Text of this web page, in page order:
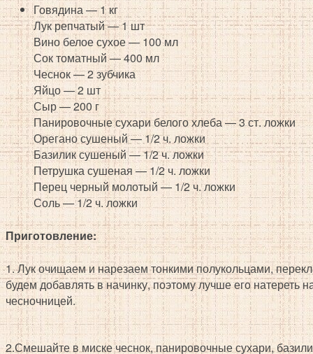
Говядина — 1 кг
Лук репчатый — 1 шт
Вино белое сухое — 100 мл
Сок томатный — 400 мл
Чеснок — 2 зубчика
Яйцо — 2 шт
Сыр — 200 г
Панировочные сухари белого хлеба — 3 ст. ложки
Орегано сушеный — 1/2 ч. ложки
Базилик сушеный — 1/2 ч. ложки
Петрушка сушеная — 1/2 ч. ложки
Перец черный молотый — 1/2 ч. ложки
Соль — 1/2 ч. ложки
Приготовление:
1. Лук очищаем и нарезаем тонкими полукольцами,
будем добавлять в начинку, поэтому лучше его натереть
чесночницей.
2.Смешайте в миске чеснок, панировочные сухари,